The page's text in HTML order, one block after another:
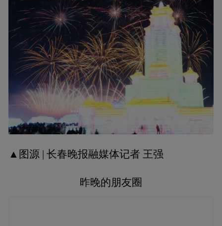
▲图源 | 长春晚报融媒体记者 王强
昨晚的朋友圈